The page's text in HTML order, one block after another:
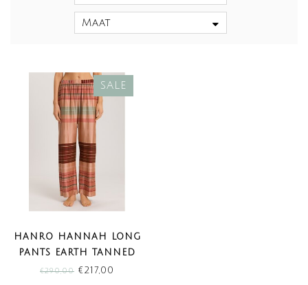
Maat
SALE
HANRO HANNAH LONG
PANTS EARTH TANNED
STRIPE (SALE)
€290,00 €217,00